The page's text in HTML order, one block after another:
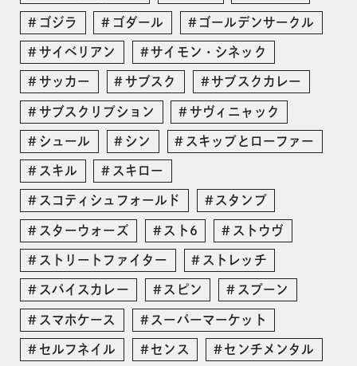
ゴジラ ゴダール ゴールデンサークル
サイベリアン サイモン・シネック
サッカー サブスク サブスクカレー
サブスクリプション サヴィニャック
シュール シン スキップとローファー
スキル スキロー
スコティシュフォールド スタンプ
スターウォーズ スト6 ストウヴ
ストリートファイター ストレッチ
スパイスカレー スピン スプーン
スマホケース スーパーマーケット
セルフネイル センス センチメンタル